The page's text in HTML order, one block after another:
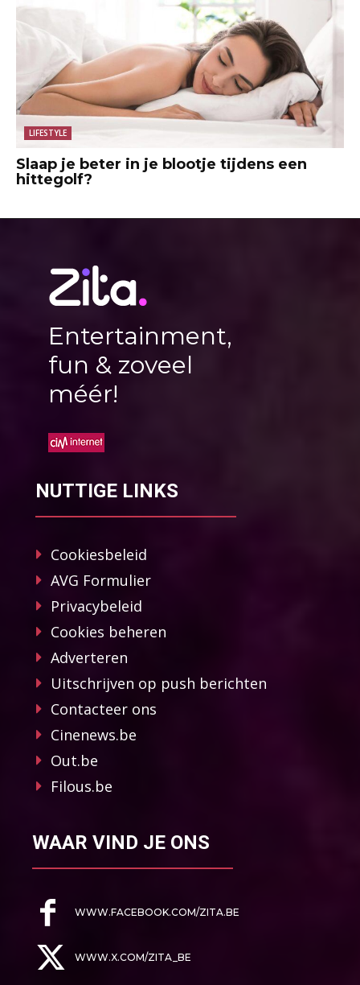
LIFESTYLE
Slaap je beter in je blootje tijdens een
hittegolf?
Entertainment,
fun & zoveel
méér!
NUTTIGE LINKS
Cookiesbeleid
AVG Formulier
Privacybeleid
Cookies beheren
Adverteren
Uitschrijven op push berichten
Contacteer ons
Cinenews.be
Out.be
Filous.be
WAAR VIND JE ONS
WWW.FACEBOOK.COM/ZITA.BE
WWW.X.COM/ZITA_BE